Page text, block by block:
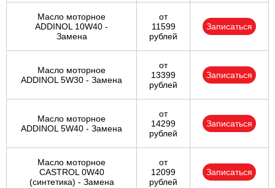
Масло моторное
ADDINOL 10W40 -
Замена
от
11599
рублей
Записаться
Масло моторное
ADDINOL 5W30 - Замена
от
13399
рублей
Записаться
Масло моторное
ADDINOL 5W40 - Замена
от
14299
рублей
Записаться
Масло моторное
CASTROL 0W40
(синтетика) - Замена
от
12099
рублей
Записаться